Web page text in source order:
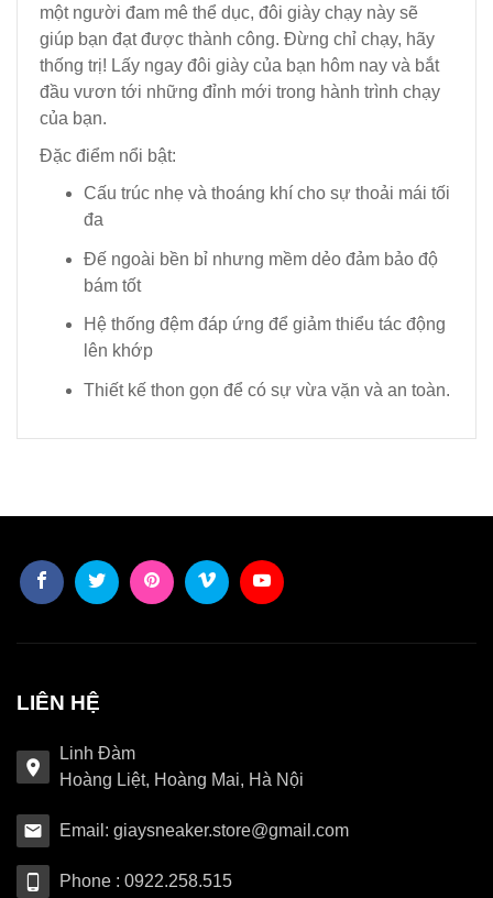
một người đam mê thể dục, đôi giày chạy này sẽ
giúp bạn đạt được thành công. Đừng chỉ chạy, hãy
thống trị! Lấy ngay đôi giày của bạn hôm nay và bắt
đầu vươn tới những đỉnh mới trong hành trình chạy
của bạn.
Đặc điểm nổi bật:
Cấu trúc nhẹ và thoáng khí cho sự thoải mái tối
đa
Đế ngoài bền bỉ nhưng mềm dẻo đảm bảo độ
bám tốt
Hệ thống đệm đáp ứng để giảm thiểu tác động
lên khớp
Thiết kế thon gọn để có sự vừa vặn và an toàn.
LIÊN HỆ
Linh Đàm
Hoàng Liệt, Hoàng Mai, Hà Nội
Email: giaysneaker.store@gmail.com
Phone : 0922.258.515